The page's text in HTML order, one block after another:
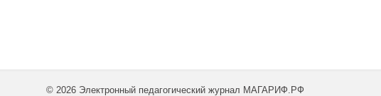
© 2026 Электронный педагогический журнал МАГАРИФ.РФ